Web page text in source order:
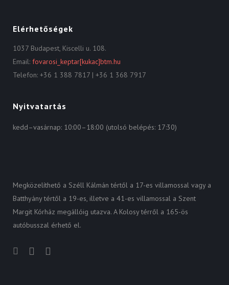
Elérhetőségek
1037 Budapest, Kiscelli u. 108.
Email: fovarosi_keptar[kukac]btm.hu
Telefon: +36 1 388 7817 | +36 1 368 7917
Nyitvatartás
kedd–vasárnap: 10:00–18:00 (utolsó belépés: 17:30)
Megközelíthető a Széll Kálmán tértől a 17-es villamossal vagy a
Batthyány tértől a 19-es, illetve a 41-es villamossal a Szent
Margit Kórház megállóig utazva. A Kolosy térről a 165-ös
autóbusszal érhető el.